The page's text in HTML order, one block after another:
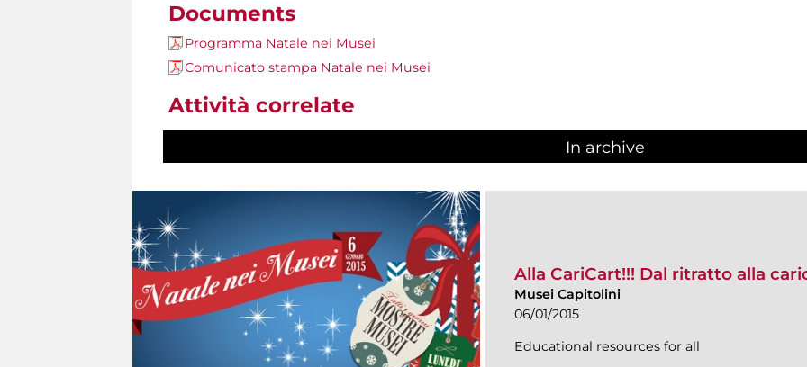
Documents
Programma Natale nei Musei
Comunicato stampa Natale nei Musei
Attività correlate
In archive
Alla CariCart!!! Dal ritratto alla
Musei Capitolini
06/01/2015
Educational resources for all